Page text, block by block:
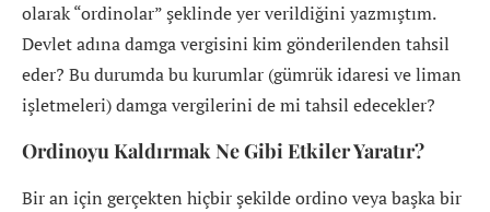
olarak “ordinolar” şeklinde yer verildiğini yazmıştım.
Devlet adına damga vergisini kim gönderilenden tahsil
eder? Bu durumda bu kurumlar (gümrük idaresi ve liman
işletmeleri) damga vergilerini de mi tahsil edecekler?
Ordinoyu Kaldırmak Ne Gibi Etkiler Yaratır?
Bir an için gerçekten hiçbir şekilde ordino veya başka bir